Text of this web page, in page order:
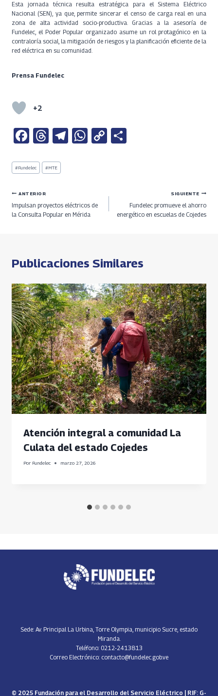
Esta jornada técnica resulta estratégica para el Sistema Eléctrico
Nacional (SEN), ya que, permite sincerar el censo de carga real en una
zona de alta actividad socio-productiva. Gracias a la asesoría de
Fundelec, el Poder Popular organizado asume un rol protagónico en la
contraloría social, la mitigación de riesgos y la planificación eficiente de la
red eléctrica en su comunidad.
Prensa Fundelec
+2
Fa
b
o
k
T
re
ds
Te
m
W
A
p
C
n
k
Etiquetas
de
entrada:
#Fundelec #MTE
Navegación
de
ANTERIOR
Impulsan proyectos eléctricos de
la Consulta Popular en Mérida
SIGUIENTE
Fundelec promueve el ahorro
energético en escuelas de Cojedes
Publicaciones Similares
Atención integral a comunidad La
Culata del estado Cojedes
Por Fundelec marzo 27, 2026
Sede: Av. Principal La Urbina, Torre Olympia, municipio Sucre, estado
Miranda.
Teléfono: 0212-2413813
Correo Electrónico: contacto@fundelec.gob.ve
© 2025 Fundación para el Desarrollo del Servicio Eléctrico | RIF: G-